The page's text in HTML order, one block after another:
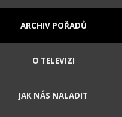
ARCHIV POŘADŮ
O TELEVIZI
JAK NÁS NALADIT